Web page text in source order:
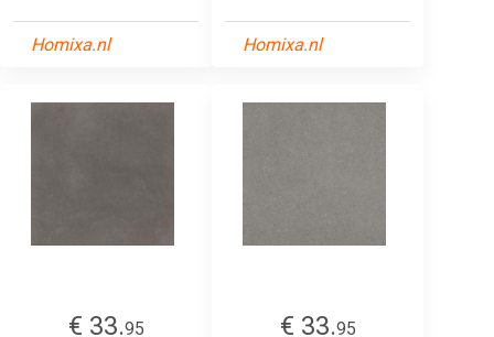
Homixa.nl Homixa.nl
€ 33.95 € 33.95